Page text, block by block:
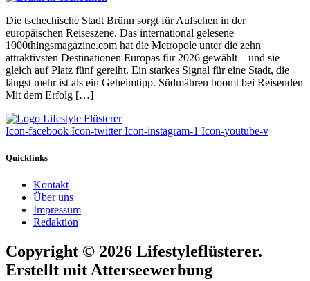
Die tschechische Stadt Brünn sorgt für Aufsehen in der
europäischen Reiseszene. Das international gelesene
1000thingsmagazine.com hat die Metropole unter die zehn
attraktivsten Destinationen Europas für 2026 gewählt – und sie
gleich auf Platz fünf gereiht. Ein starkes Signal für eine Stadt, die
längst mehr ist als ein Geheimtipp. Südmähren boomt bei Reisenden
Mit dem Erfolg […]
Icon-facebook Icon-twitter Icon-instagram-1 Icon-youtube-v
Quicklinks
Kontakt
Über uns
Impressum
Redaktion
Copyright © 2026 Lifestyleflüsterer.
Erstellt mit Atterseewerbung